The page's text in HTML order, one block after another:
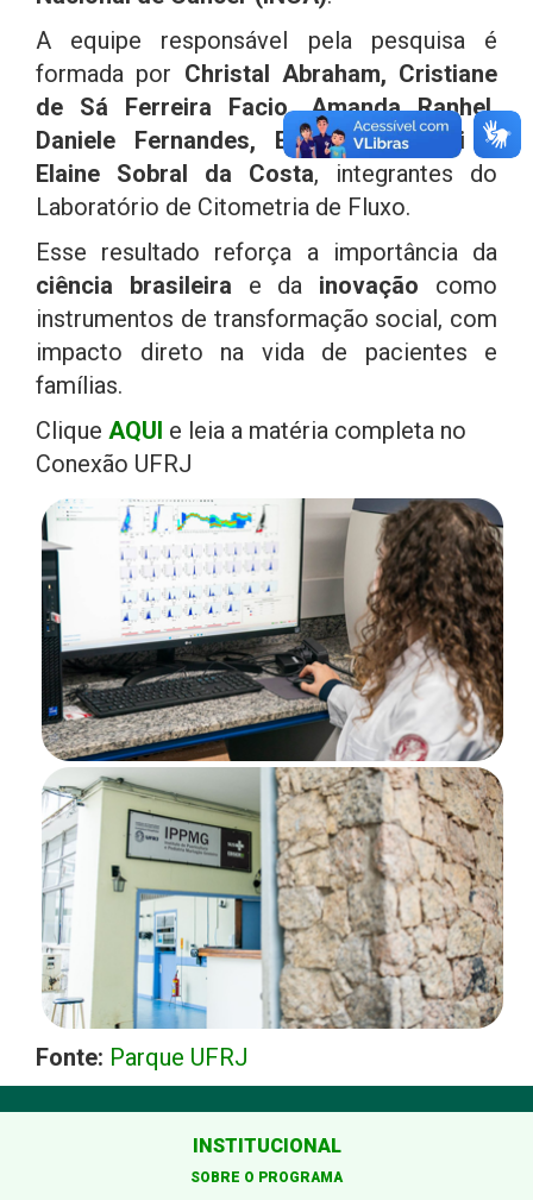
A equipe responsável pela pesquisa é
formada por Christal Abraham, Cristiane
de Sá Ferreira Facio, Amanda Ranhel,
Daniele Fernandes, Enrico Riscarolli e
Elaine Sobral da Costa, integrantes do
Laboratório de Citometria de Fluxo.
Esse resultado reforça a importância da
ciência brasileira e da inovação como
instrumentos de transformação social, com
impacto direto na vida de pacientes e
famílias.
Clique AQUI e leia a matéria completa no
Conexão UFRJ
Fonte: Parque UFRJ
INSTITUCIONAL
SOBRE O PROGRAMA